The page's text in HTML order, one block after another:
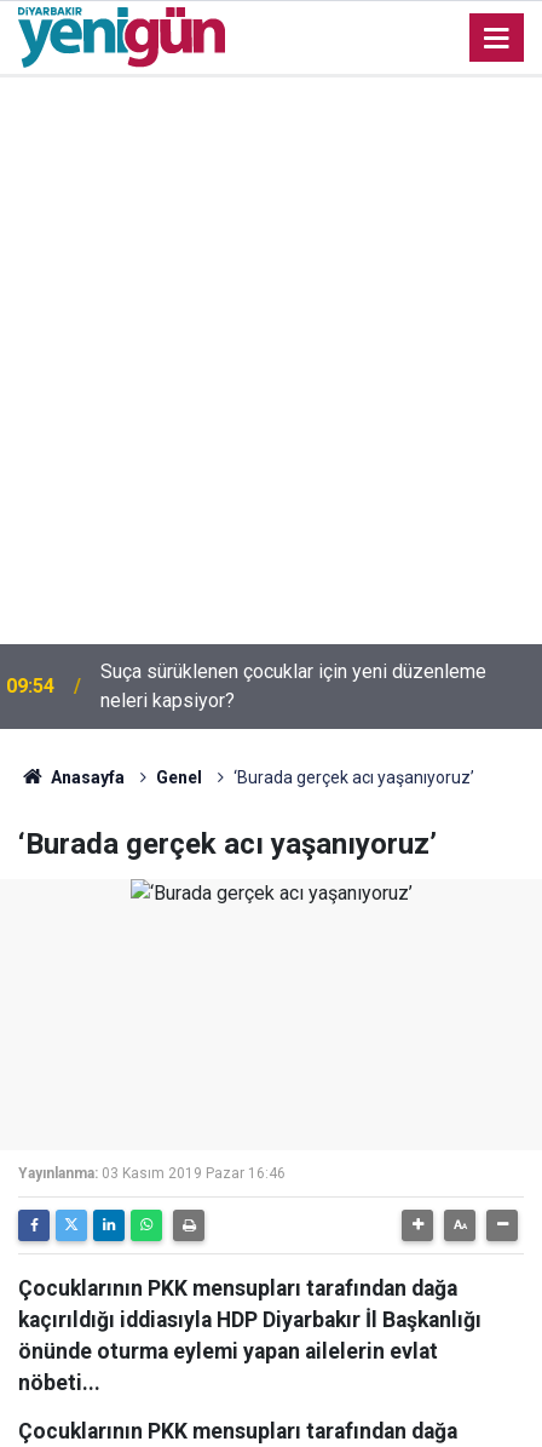
09:54
Suça sürüklenen çocuklar için yeni düzenleme
neleri kapsiyor?
Anasayfa Genel ‘Burada gerçek acı yaşanıyoruz’
‘Burada gerçek acı yaşanıyoruz’
Yayınlanma: 03 Kasım 2019 Pazar 16:46
Çocuklarının PKK mensupları tarafından dağa
kaçırıldığı iddiasıyla HDP Diyarbakır İl Başkanlığı
önünde oturma eylemi yapan ailelerin evlat
nöbeti...
Çocuklarının PKK mensupları tarafından dağa